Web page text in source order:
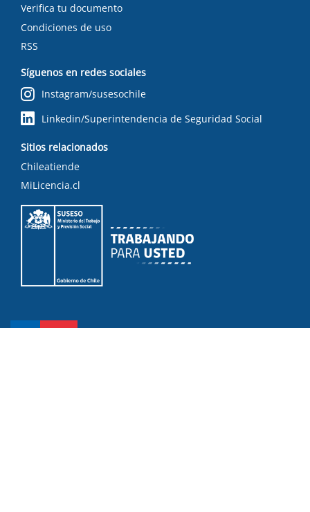
Verifica tu documento
Condiciones de uso
RSS
Síguenos en redes sociales
Instagram/susesochile
Linkedin/Superintendencia de Seguridad Social
Sitios relacionados
Chileatiende
MiLicencia.cl